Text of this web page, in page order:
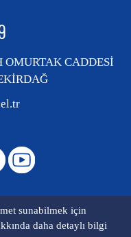
sunabilmek için
daha detaylı bilgi
CADDESİ